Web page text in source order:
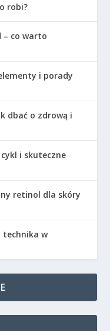
robi?
– co warto
i porady
dbać o zdrową i
i skuteczne
retinol dla skóry
technika w